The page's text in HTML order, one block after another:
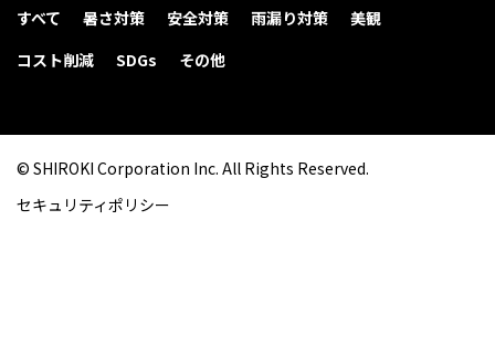
すべて 暑さ対策 安全対策 雨漏り対策
美観
コスト削減
SDGs その他
© SHIROKI Corporation Inc. All Rights Reserved.
セキュリティポリシー